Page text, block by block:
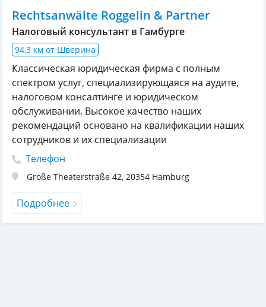
Rechtsanwälte Roggelin & Partner
Налоговый консультант в Гамбурге
94,3 км от Шверина
Классическая юридическая фирма с полным
спектром услуг, специализирующаяся на аудите,
налоговом консалтинге и юридическом
обслуживании. Высокое качество наших
рекомендаций основано на квалификации наших
сотрудников и их специализации
Телефон
Große Theaterstraße 42, 20354 Hamburg
Подробнее